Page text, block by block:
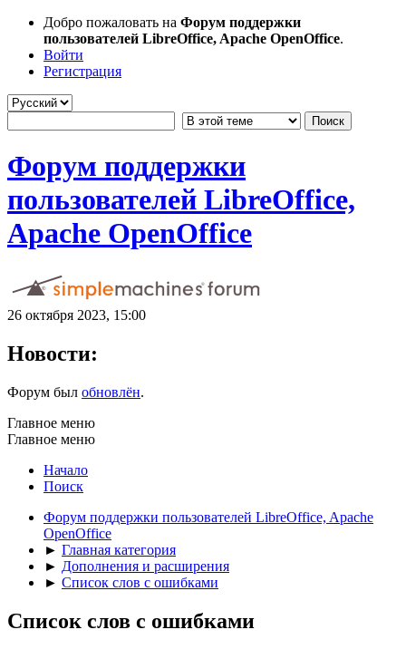
Добро пожаловать на Форум поддержки
пользователей LibreOffice, Apache OpenOffice.
Войти
Регистрация
Форум поддержки
пользователей LibreOffice,
Apache OpenOffice
26 октября 2023, 15:00
Новости:
Форум был обновлён.
Главное меню
Главное меню
Начало
Поиск
Форум поддержки пользователей LibreOffice, Apache
OpenOffice
► Главная категория
► Дополнения и расширения
► Список слов с ошибками
Список слов с ошибками